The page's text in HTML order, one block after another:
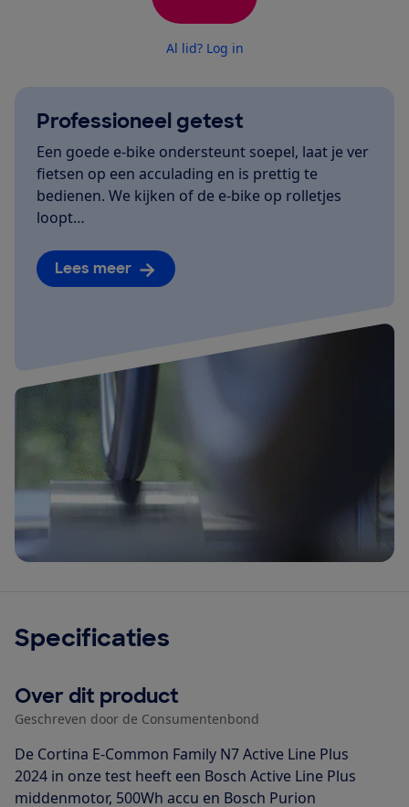
Al lid? Log in
Professioneel getest
Een goede e-bike ondersteunt soepel, laat je ver
fietsen op een acculading en is prettig te
bedienen. We kijken of de e-bike op rolletjes
loopt…
Lees meer
Specificaties
Over dit product
Geschreven door de Consumentenbond
De Cortina E-Common Family N7 Active Line Plus
2024 in onze test heeft een Bosch Active Line Plus
middenmotor, 500Wh accu en Bosch Purion